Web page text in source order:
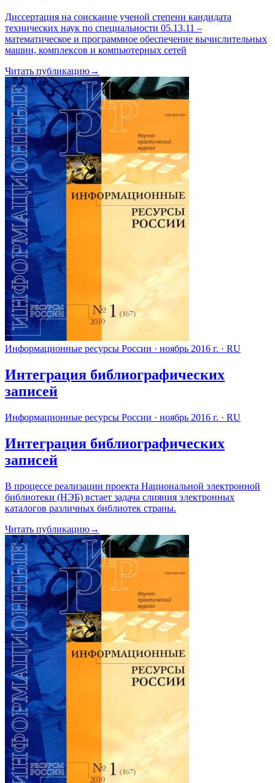
Диссертация на соискание ученой степени кандидата
технических наук по специальности 05.13.11 –
математическое и программное обеспечение вычислительных
машин, комплексов и компьютерных сетей
Читать публикацию→
Информационные ресурсы России · ноябрь 2016 г. · RU
Интеграция библиографических
записей
Информационные ресурсы России · ноябрь 2016 г. · RU
Интеграция библиографических
записей
В процессе реализации проекта Национальной электронной
библиотеки (НЭБ) встает задача слияния электронных
каталогов различных библиотек страны.
Читать публикацию→